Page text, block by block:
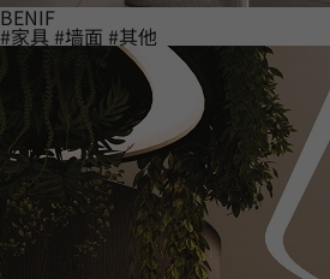
BENIF
#家具 #墙面 #其他